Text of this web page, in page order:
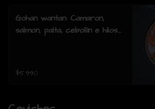
Gohan wantan: Camaron,
salmon, palta, cebollin e hilos
$5.990